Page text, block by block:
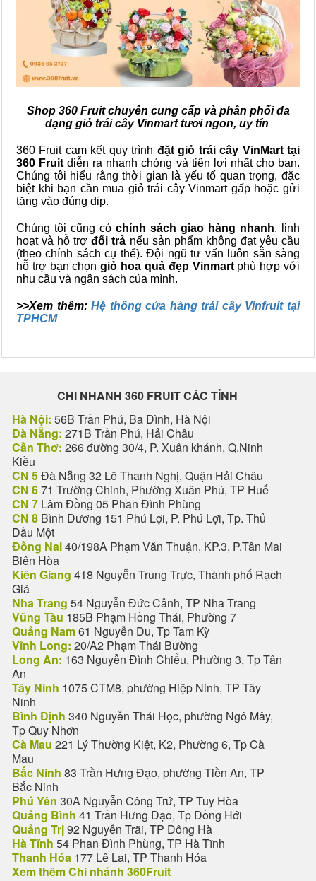
Shop 360 Fruit chuyên cung cấp và phân phối đa
dạng giỏ trái cây Vinmart tươi ngon, uy tín
360 Fruit cam kết quy trình đặt giỏ trái cây VinMart tại
360 Fruit diễn ra nhanh chóng và tiện lợi nhất cho bạn.
Chúng tôi hiểu rằng thời gian là yếu tố quan trọng, đặc
biệt khi bạn cần mua giỏ trái cây Vinmart gấp hoặc gửi
tặng vào đúng dịp.
Chúng tôi cũng có chính sách giao hàng nhanh, linh
hoạt và hỗ trợđổi trả nếu sản phẩm không đạt yêu cầu
(theo chính sách cụ thể). Đội ngũ tư vấn luôn sẵn sàng
hỗ trợ bạn chọngiỏ hoa quả đẹp Vinmartphù hợp với
nhu cầu và ngân sách của mình.
>>Xem thêm:Hệ thống cửa hàng trái cây Vinfruit tại
TPHCM
CHI NHANH 360 FRUIT CÁC TỈNH
Hà Nội: 56B Trần Phú, Ba Đình, Hà Nội
Đà Nẵng: 271B Trần Phú, Hải Châu
Cần Thơ: 266 đường 30/4, P. Xuân khánh, Q.Ninh
Kiều
CN 5Đà Nẵng 32 Lê Thanh Nghị, Quận Hải Châu
CN 671 Trường Chinh, Phường Xuân Phú, TP Huế
CN 7 Lâm Đồng 05 Phan Đình Phùng
CN 8 Bình Dương 151 Phú Lợi, P. Phú Lợi, Tp. Thủ
Dầu Một
Đồng Nai40/198A Phạm Văn Thuận, KP.3, P.Tân Mai
Biên Hòa
Kiên Giang 418 Nguyễn Trung Trực, Thành phố Rạch
Giá
Nha Trang 54 Nguyễn Đức Cảnh, TP Nha Trang
Vũng Tàu 185B Phạm Hồng Thái, Phường 7
Quảng Nam61 Nguyễn Du, Tp Tam Kỳ
Vĩnh Long: 20/A2 Phạm Thái Bường
Long An: 163 Nguyễn Đình Chiểu, Phường 3, Tp Tân
An
Tây Ninh 1075 CTM8, phường Hiệp Ninh, TP Tây
Ninh
Bình Định 340 Nguyễn Thái Học, phường Ngô Mây,
Tp Quy Nhơn
Cà Mau 221 Lý Thường Kiệt, K2, Phường 6, Tp Cà
Mau
Bắc Ninh 83 Trần Hưng Đạo, phường Tiền An, TP
Bắc Ninh
Phú Yên 30A Nguyễn Công Trứ, TP Tuy Hòa
Quảng Bình 41 Trần Hưng Đạo, Tp Đồng Hới
Quảng Trị92 Nguyễn Trãi, TP Đông Hà
Hà Tĩnh 54 Phan Đình Phùng, TP Hà Tĩnh
Thanh Hóa 177 Lê Lai, TP Thanh Hóa
Xem thêm Chi nhánh 360Fruit